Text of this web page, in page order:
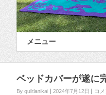
メニュー
ベッドカバーが遂に
By quiltlanikai 2024年7月12日 コ